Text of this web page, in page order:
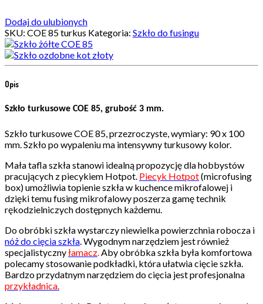
Dodaj do ulubionych
SKU: COE 85 turkus Kategoria: Szkło do fusingu
Opis
Szkło turkusowe COE 85, grubość 3 mm.
Szkło turkusowe COE 85, przezroczyste, wymiary: 90 x 100
mm. Szkło po wypaleniu ma intensywny turkusowy kolor.
Mała tafla szkła stanowi idealną propozycję dla hobbystów
pracujących z piecykiem Hotpot. Piecyk Hotpot(microfusing
box) umożliwia topienie szkła w kuchence mikrofalowej i
dzięki temu fusing mikrofalowy poszerza gamę technik
rękodzielniczych dostępnych każdemu.
Do obróbki szkła wystarczy niewielka powierzchnia robocza i
nóż do cięcia szkła . Wygodnym narzędziem jest również
specjalistycznyłamacz Aby obróbka szkła była komfortowa
polecamy stosowanie podkładki, która ułatwia cięcie szkła.
Bardzo przydatnym narzędziem do cięcia jest profesjonalna
przykładnica.